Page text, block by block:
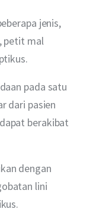
jenis,
petit mal
pada satu
dari pasien
berakibat
dengan
lini